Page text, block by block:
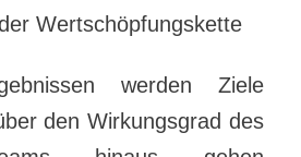
Wertschöpfungskette
werden Ziele
den Wirkungsgrad des